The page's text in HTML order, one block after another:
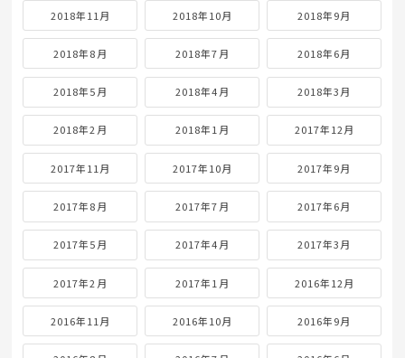
2018年11月 2018年10月 2018年9月
2018年8月 2018年7月 2018年6月
2018年5月 2018年4月 2018年3月
2018年2月 2018年1月 2017年12月
2017年11月 2017年10月 2017年9月
2017年8月 2017年7月 2017年6月
2017年5月 2017年4月 2017年3月
2017年2月 2017年1月 2016年12月
2016年11月 2016年10月 2016年9月